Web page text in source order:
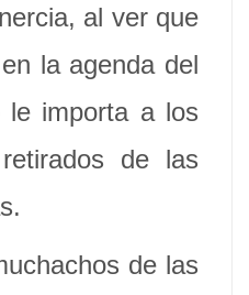
al ver que
la agenda del
le importa a los
de las
de las